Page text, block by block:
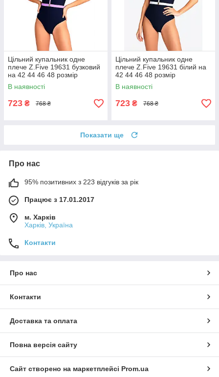
Цільний купальник одне
плече Z.Five 19631 бузковий
на 42 44 46 48 розмір
В наявності
723 ₴ 768 ₴
Цільний купальник одне
плече Z.Five 19631 білий на
42 44 46 48 розмір
В наявності
723 ₴ 768 ₴
Показати ще
Про нас
95% позитивних з 223 відгуків за рік
Працює з 17.01.2017
м. Харків
Харків, Україна
Контакти
Про нас
Контакти
Доставка та оплата
Повна версія сайту
Сайт створено на маркетплейсі Prom.ua